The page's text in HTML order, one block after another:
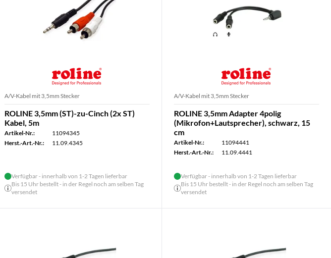
A/V-Kabel mit 3,5mm Stecker
ROLINE 3,5mm (ST)-zu-Cinch (2x ST)
Kabel, 5m
Artikel-Nr.:
11094345
Herst.-Art.-Nr.:
11.09.4345
Verfügbar - innerhalb von 1-2 Tagen lieferbar
Bis 15 Uhr bestellt - in der Regel noch am selben Tag
versendet
A/V-Kabel mit 3,5mm Stecker
ROLINE 3,5mm Adapter 4polig
(Mikrofon+Lautsprecher), schwarz, 15
cm
Artikel-Nr.:
11094441
Herst.-Art.-Nr.:
11.09.4441
Verfügbar - innerhalb von 1-2 Tagen lieferbar
Bis 15 Uhr bestellt - in der Regel noch am selben Tag
versendet